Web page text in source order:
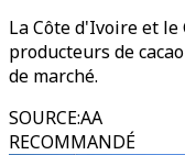
La Côte d'Ivoire et le
producteurs de
de marché.
SOURCE:AA
RECOMMANDÉ